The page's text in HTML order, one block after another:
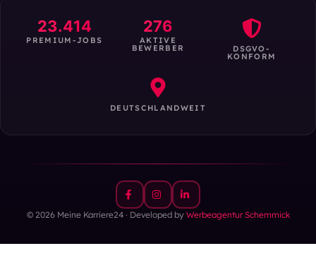
23.414
PREMIUM-JOBS
276
AKTIVE
BEWERBER DSGVO-
KONFORM
DEUTSCHLANDWEIT
© 2026 Meine Karriere24 · Developed by Werbeagentur Schemmick